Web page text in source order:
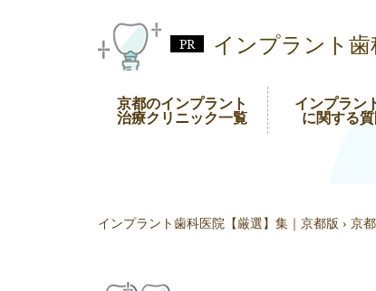
インプラント
京都のインプラント
治療クリニック一覧
インプラン
に関する
インプラント歯科医院【厳選】集｜京都版 › 京